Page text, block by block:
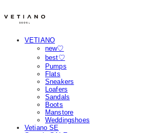
VETIANO
new♡
best♡
Pumps
Flats
Sneakers
Loafers
Sandals
Boots
Manstore
Weddingshoes
Vetiano SE